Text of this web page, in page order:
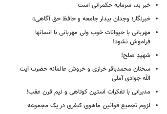
خبر بد، سرمایه حکمرانی است
خبرنگار؛ وجدان بیدار جامعه و حافظ حق آگاهی»
مهربانی با حیوانات خوب ولی مهربانی با انسانها
فراموش نشود!
شهیدِ صلح!
سخنان محمدباقر خرازی و خروش عالمانه حضرت آیت
الله جوادی آملی
مدیرانی با تفکرات آستین کوتاهی و نیم قرن عقب!
لزوم تجمیع قوانین ماهوی کیفری در یک مجموعه